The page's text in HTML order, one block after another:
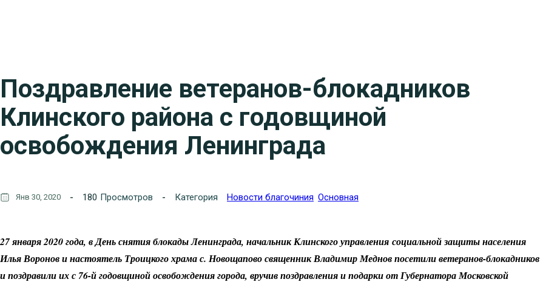
Поздравление ветеранов-блокадников
Клинского района с годовщиной
освобождения Ленинграда
Янв 30, 2020 180 Просмотров Категория Новости благочиния Основная
27 января 2020 года, в День снятия блокады Ленинграда, начальник Клинского управления социальной защиты населения
Илья Воронов и настоятель Троицкого храма с. Новощапово священник Владимир Меднов посетили ветеранов-блокадников
и поздравили их с 76-й годовщиной освобождения города, вручив поздравления и подарки от Губернатора Московской